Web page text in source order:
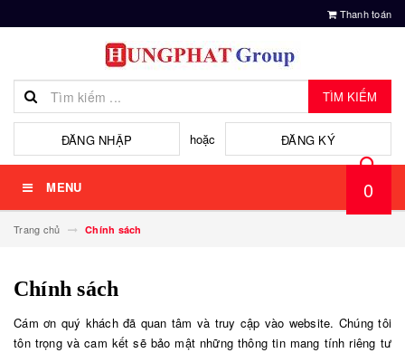
Thanh toán
TÌM KIẾM
ĐĂNG NHẬP hoặc ĐĂNG KÝ
MENU 0
Trang chủ Chính sách
Chính sách
Cám ơn quý khách đã quan tâm và truy cập vào website. Chúng tôi
tôn trọng và cam kết sẽ bảo mật những thông tin mang tính riêng tư